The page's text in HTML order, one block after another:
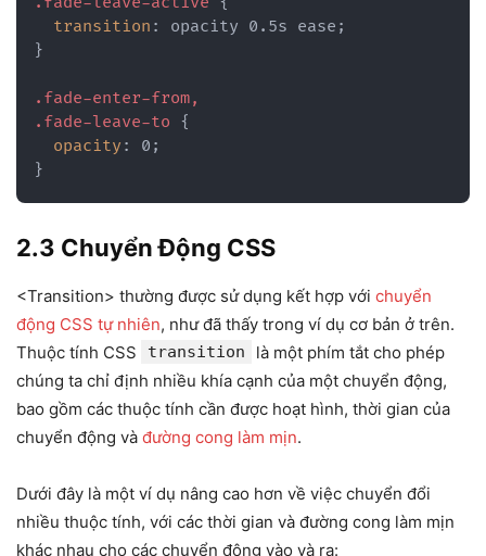
transition : opacity 0.5s ease ;
}
.fade-enter-from,
.fade-leave-to {
opacity : 0 ;
}
2.3 Chuyển Động CSS
<Transition> thường được sử dụng kết hợp với chuyển
động CSS tự nhiên, như đã thấy trong ví dụ cơ bản ở trên.
Thuộc tính CSS
transition
là một phím tắt cho phép
chúng ta chỉ định nhiều khía cạnh của một chuyển động,
bao gồm các thuộc tính cần được hoạt hình, thời gian của
chuyển động và đường cong làm mịn.
Dưới đây là một ví dụ nâng cao hơn về việc chuyển đổi
nhiều thuộc tính, với các thời gian và đường cong làm mịn
khác nhau cho các chuyển động vào và ra: